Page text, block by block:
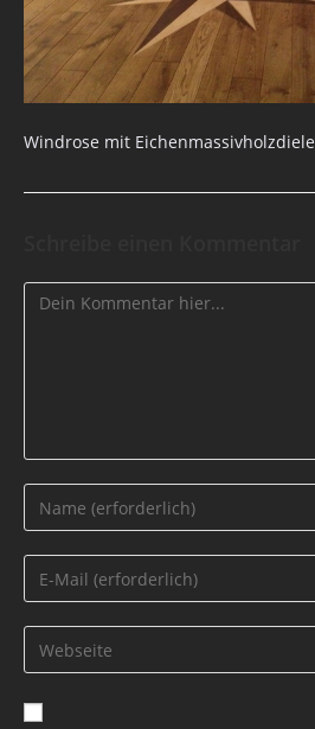
Windrose mit Eichenmassivholzdiele